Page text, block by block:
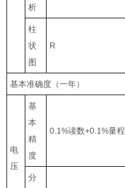
析
柱
状
图
R
基本准确度（一年）
电
压
基
本
精
度
0.1%读数+0.1%量程
分